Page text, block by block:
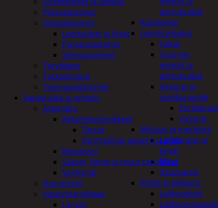
piirtopuikot
Käsihöylät
Lyöntityökalut
Taltat
Tuurnat,
meistit ja
piirtopuikot
Vasarat ja
sorkkaraudat
Vasarat
Mittaus ja merkintä
Linjalangat ja
kynät
Mitat
Vatupassit
Pihdit ja leikkurit
Lukkopihdit
Pihavalaisimet
Sisävalaisimet
Lednauhat ja listat
Pöytävalaisimet
Yleisvalaisimet
Tarvikkeet
Taskulamput
Työmaavalaisimet
Vapaa-aika ja urheilu
Askartelu
Askartelutarvikkeet
Tarrat
Värityskirjat paperit ja arkit
Miniatyyri
Sakset, liimat ja muut tarvikkeet
Värikynät
Harrasteet
Käsityötarvikkeet
Langat